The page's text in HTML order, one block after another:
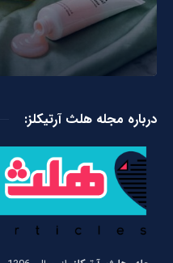
درباره مجله هلث آرتیکلز: